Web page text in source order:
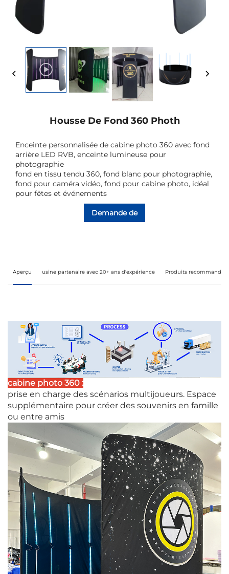
Housse De Fond 360 Photh
Enceinte personnalisée de cabine photo 360 avec fond
arrière LED RVB, enceinte lumineuse pour
photographie
fond en tissu tendu 360, fond blanc pour photographie,
fond pour caméra vidéo, fond pour cabine photo, idéal
pour fêtes et événements
Demande de
Aperçu usine partenaire avec 20+ ans d'expérience Produits recommandés
cabine photo 360 :
prise en charge des scénarios multijoueurs. Espace
supplémentaire pour créer des souvenirs en famille
ou entre amis